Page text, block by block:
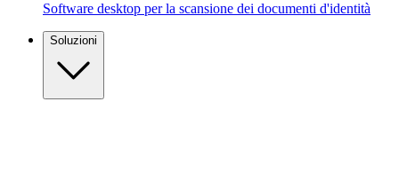
Software desktop per la scansione dei documenti d'identità
Soluzioni